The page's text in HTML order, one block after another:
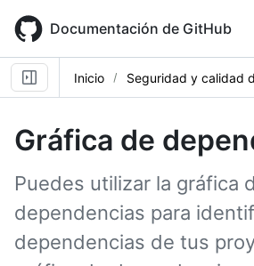
main
content
Documentación de GitHub
Inicio Seguridad y calidad
Gráfica de
Puedes utilizar la gráfica
dependencias para
dependencias de tus